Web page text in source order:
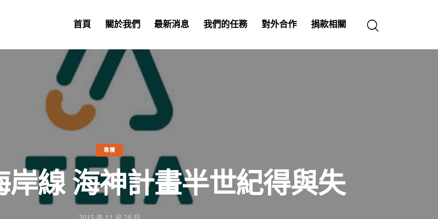
首頁 關於我們 最新消息 我們的任務 對外合作 捐款相關
專欄
線 海神計畫半世紀得與失